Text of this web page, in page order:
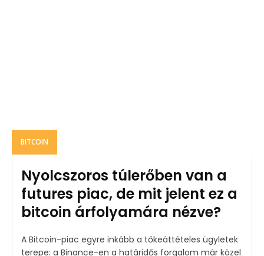
BITCOIN
Nyolcszoros túlerőben van a
futures piac, de mit jelent ez a
bitcoin árfolyamára nézve?
A Bitcoin-piac egyre inkább a tőkeáttételes ügyletek
terepe: a Binance-en a határidős forgalom már közel